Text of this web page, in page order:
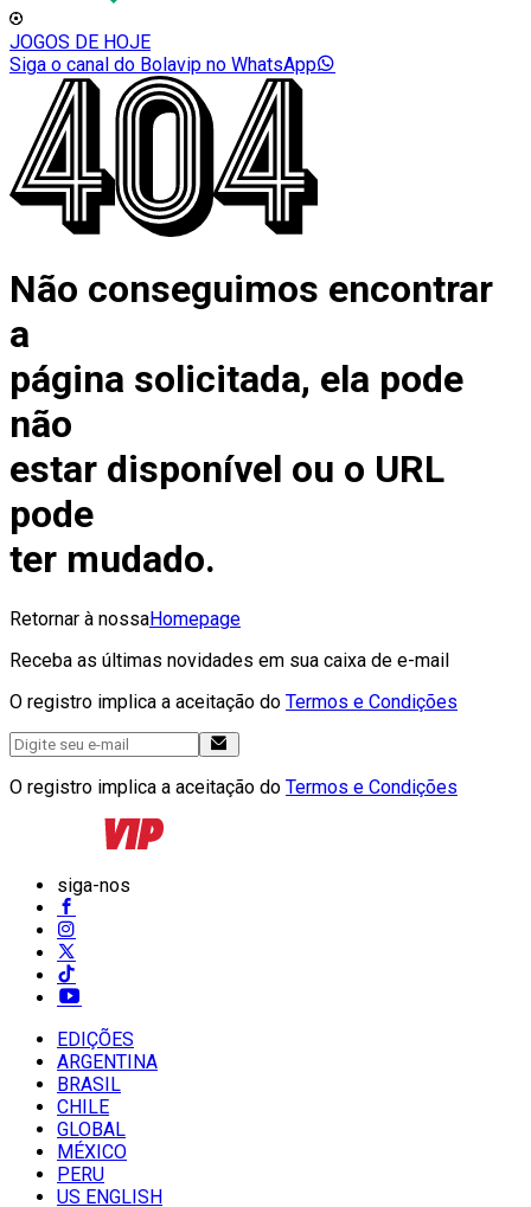
JOGOS DE HOJE
Siga o canal do Bolavip no WhatsApp
Não conseguimos encontrar
a
página solicitada, ela pode
não
estar disponível ou o URL
pode
ter mudado.
Retornar à nossaHomepage
Receba as últimas novidades em sua caixa de e-mail
O registro implica a aceitação do Termos e Condições
O registro implica a aceitação do Termos e Condições
siga-nos
EDIÇÕES
ARGENTINA
BRASIL
CHILE
GLOBAL
MÉXICO
PERU
US ENGLISH